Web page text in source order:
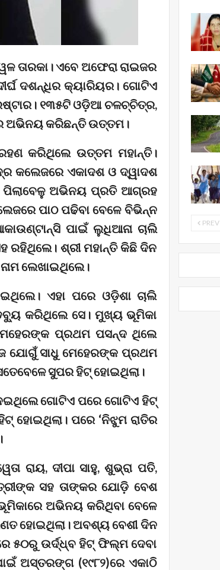
ଏବେ ଅଫେରା ରାଇଜର
ଦଶନ୍ଧିର କ୍ୟାରିୟର। ଗୋଟିଏ
୧୩୫ଟି ଓଡ଼ିଆ ଚଳଚ୍ଚିତ୍ର,
ଅଭିନୟ କରିଛନ୍ତି ଉତ୍ତମ।
କରିଥିଲେ ଉତ୍ତମ ମହାନ୍ତି।
କଲେଜରେ ଏକାଦଶ ଓ ଦ୍ୱାଦଶ
ପିଲାବେଳୁ ଅଭିନୟ ପ୍ରତି ଆଗ୍ରହ
ପାଠ ପଢିବା ବେଳେ ବିଭିନ୍ନ
ପାଇଁ ଲୁଧିଆନା ଚାଲି
ରହିଥିଲେ। ଶ୍ରୀ ମହାନ୍ତି କିଛି ଦିନ
ଲେଖାଇଥିଲେ।
ଏହା ପରେ ଓଡ଼ିଶା ଚାଲି
କରିଥିଲେ ସେ। ମୁଖ୍ୟ ଭୂମିକା
ପ୍ରଥମ ପସନ୍ଦ ଥିଲେ
ଯୋଗୁଁ ସାଧୁ ମେହେରଙ୍କ ପ୍ରଥମ
ସୁପର ହିଟ୍ ହୋଇଥିଲା।
ଗୋଟିଏ ପରେ ଗୋଟିଏ ହିଟ୍
ହୋଇଥିଲା। ପରେ ‘ନିଝୁମ ରାତିର
ରାୟ, ଦୀପା ସାହୁ, ଶୁଭ୍ରା ପତି,
ସହ ତାଙ୍କର ଯୋଡ଼ି ବେଶ
ଅଭିନୟ କରିଥିବା ବେଳେ
ହୋଇଥିଲା‌। ଅବଶ୍ୟ ବେଶୀ ଦିନ
୫୦ରୁ ଉର୍ଦ୍ଧ୍ବ ହିଟ୍ ଫିଲ୍ମ ଦେବା
ଅସ୍ତରଙ୍ଗ (୧୯୮୨)ରେ ଏକାଠି
PREV